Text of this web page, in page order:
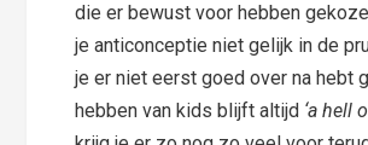
die er bewust voor hebben
je anticonceptie niet gelijk in de
je er niet eerst goed over na hebt
hebben van kids blijft altijd ‘a hell